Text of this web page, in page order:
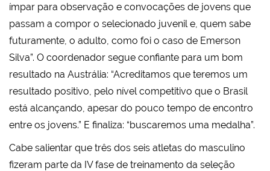
ímpar para observação e convocações de jovens que
passam a compor o selecionado juvenil e, quem sabe
futuramente, o adulto, como foi o caso de Emerson
Silva”. O coordenador segue confiante para um bom
resultado na Austrália: “Acreditamos que teremos um
resultado positivo, pelo nível competitivo que o Brasil
está alcançando, apesar do pouco tempo de encontro
entre os jovens.” E finaliza: “buscaremos uma medalha”.
Cabe salientar que três dos seis atletas do masculino
fizeram parte da IV fase de treinamento da seleção